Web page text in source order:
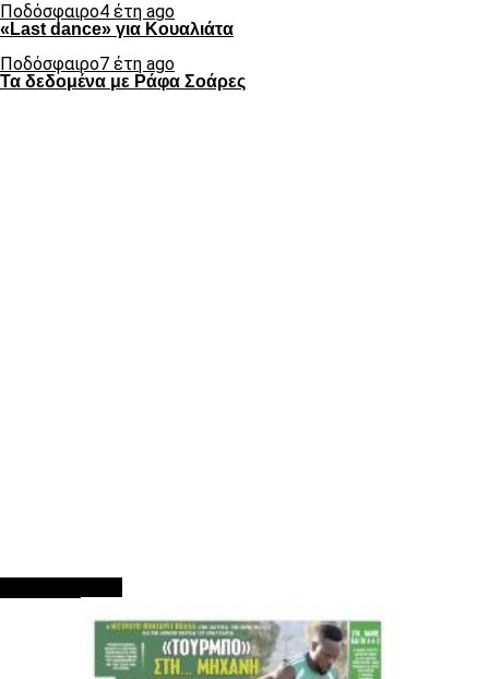
Ποδόσφαιρο4 έτη ago
«Last dance» για Κουαλιάτα
Ποδόσφαιρο7 έτη ago
Τα δεδομένα με Ράφα Σοάρες